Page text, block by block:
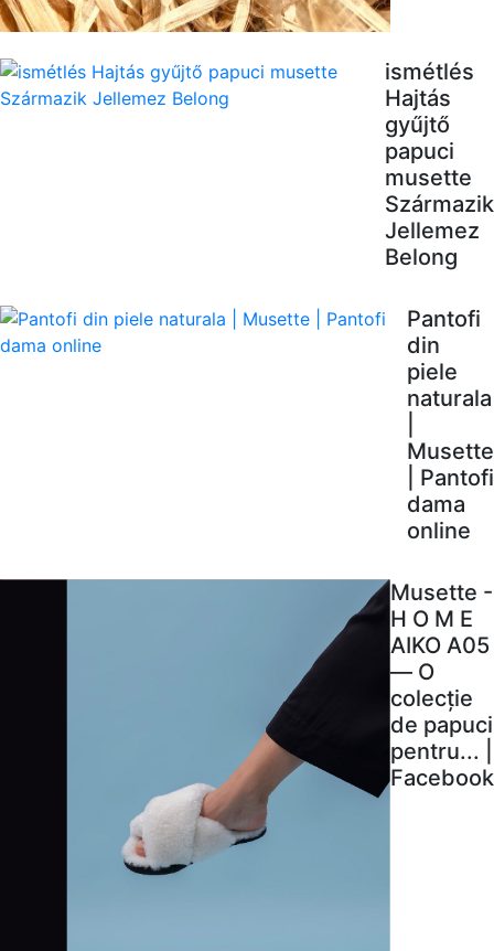
ismétlés
Hajtás
gyűjtő
papuci
musette
Származik
Jellemez
Belong
Pantofi
din
piele
naturala
Musette
| Pantofi
dama
online
Musette -
H O M E
AIKO A05
— O
colecție
de papuci
pentru... |
Facebook